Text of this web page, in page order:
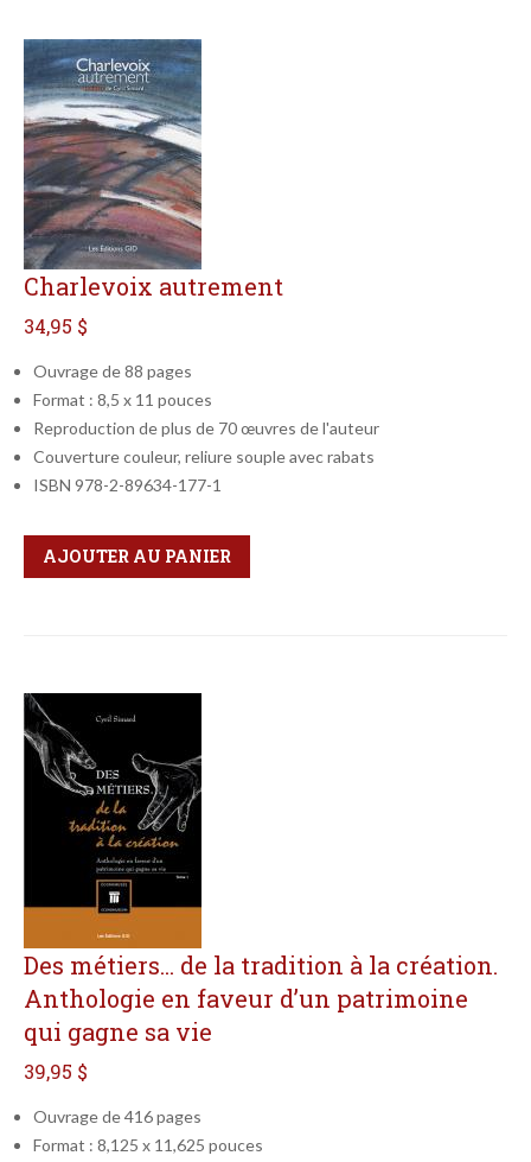
Charlevoix autrement
34,95 $
Ouvrage de 88 pages
Format : 8,5 x 11 pouces
Reproduction de plus de 70 œuvres de l'auteur
Couverture couleur, reliure souple avec rabats
ISBN 978-2-89634-177-1
Qté
Format
AJOUTER AU PANIER
Des métiers... de la tradition à la création.
Anthologie en faveur d’un patrimoine
qui gagne sa vie
39,95 $
Ouvrage de 416 pages
Format : 8,125 x 11,625 pouces